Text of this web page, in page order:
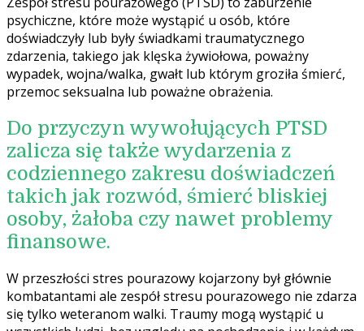
psychiczne, które może wystąpić u osób, które
doświadczyły lub były świadkami traumatycznego
zdarzenia, takiego jak klęska żywiołowa, poważny
wypadek, wojna/walka, gwałt lub którym groziła śmierć,
przemoc seksualna lub poważne obrażenia.
Do przyczyn wywołujących PTSD
zalicza się także wydarzenia z
codziennego zakresu doświadczeń
takich jak rozwód, śmierć bliskiej
osoby, żałoba czy nawet problemy
finansowe.
W przeszłości stres pourazowy kojarzony był głównie
kombatantami ale zespół stresu pourazowego nie zdarza
się tylko weteranom walki. Traumy mogą wystąpić u